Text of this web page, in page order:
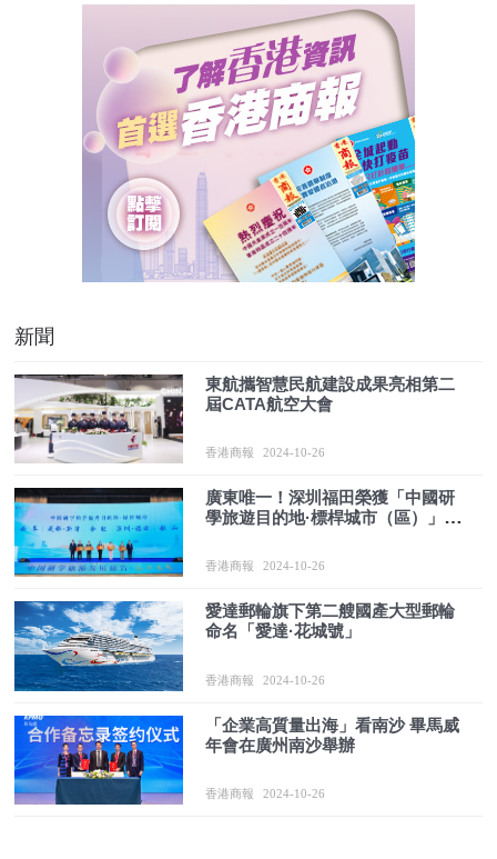
新聞
東航攜智慧民航建設成果亮相第二
屆CATA航空大會
香港商報 2024-10-26
廣東唯一！深圳福田榮獲「中國研
學旅遊目的地·標桿城市（區）」稱
香港商報 2024-10-26
愛達郵輪旗下第二艘國產大型郵輪
命名「愛達·花城號」
香港商報 2024-10-26
「企業高質量出海」看南沙 畢馬威
年會在廣州南沙舉辦
香港商報 2024-10-26